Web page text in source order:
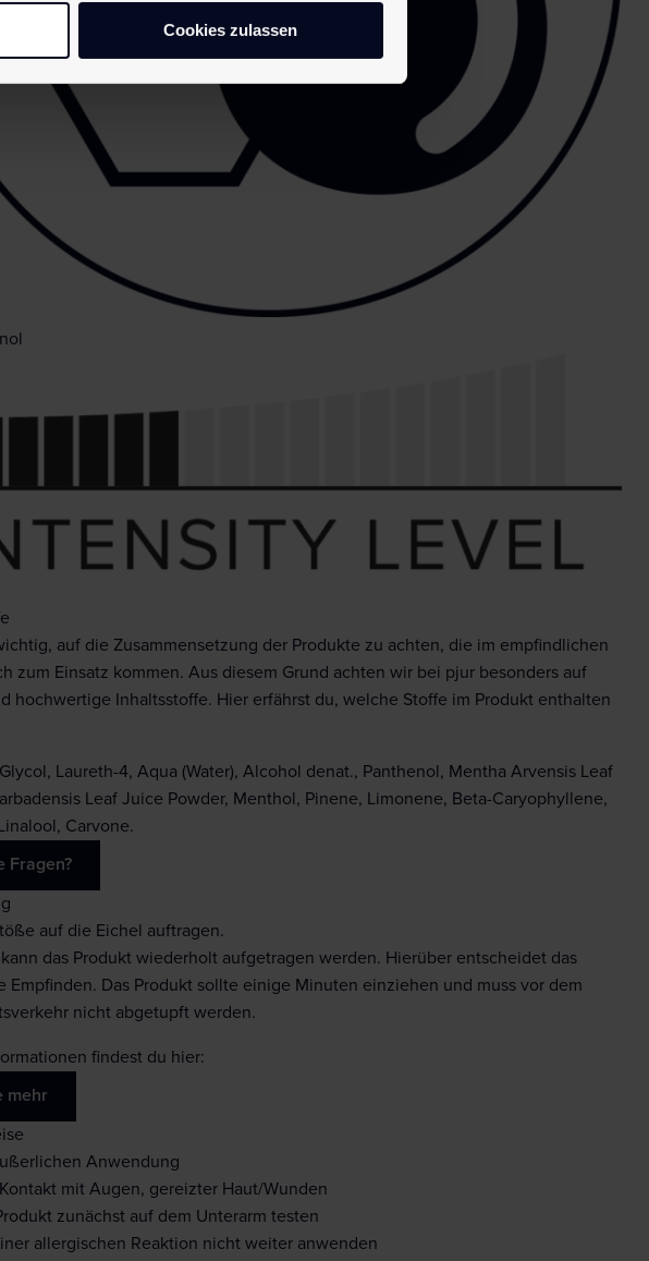
Cookies zulassen
auf die Zusammensetzung der Produkte zu achten, die im empfindlichen
zum Einsatz kommen. Aus diesem Grund achten wir bei pjur besonders auf
hochwertige Inhaltsstoffe. Hier erfährst du, welche Stoffe im Produkt enthalten
Laureth-4, Aqua (Water), Alcohol denat., Panthenol, Mentha Arvensis Leaf
Leaf Juice Powder, Menthol, Pinene, Limonene, Beta-Caryophyllene,
Carvone.
Fragen?
auf die Eichel auftragen.
das Produkt wiederholt aufgetragen werden. Hierüber entscheidet das
Empfinden. Das Produkt sollte einige Minuten einziehen und muss vor dem
nicht abgetupft werden.
findest du hier:
mehr
Anwendung
mit Augen, gereizter Haut/Wunden
zunächst auf dem Unterarm testen
allergischen Reaktion nicht weiter anwenden